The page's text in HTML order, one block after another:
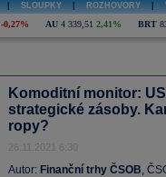
SLOUPKY ROZHOVORY
-0,27% AU 4 339,51 2,41% BRT
Komoditní monitor:
strategické zásoby.
ropy?
26.11.2021 6:30
Autor: Finanční trhy ČSOB,